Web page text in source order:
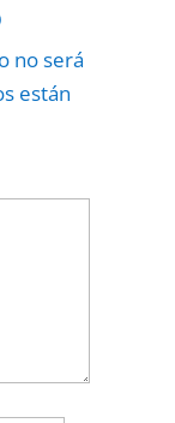
no será
están